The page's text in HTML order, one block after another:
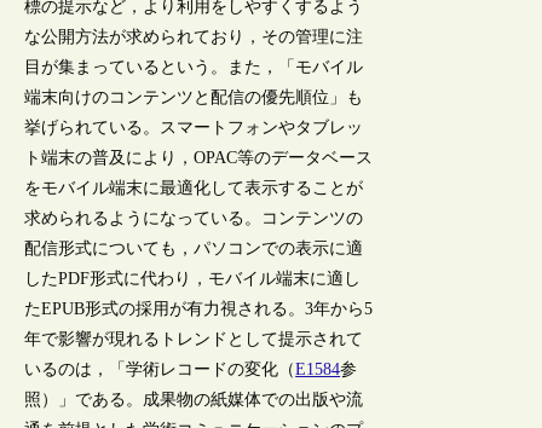
標の提示など，より利用をしやすくするよう
な公開方法が求められており，その管理に注
目が集まっているという。また，「モバイル
端末向けのコンテンツと配信の優先順位」も
挙げられている。スマートフォンやタブレッ
ト端末の普及により，OPAC等のデータベース
をモバイル端末に最適化して表示することが
求められるようになっている。コンテンツの
配信形式についても，パソコンでの表示に適
したPDF形式に代わり，モバイル端末に適し
たEPUB形式の採用が有力視される。3年から5
年で影響が現れるトレンドとして提示されて
いるのは，「学術レコードの変化（E1584参
照）」である。成果物の紙媒体での出版や流